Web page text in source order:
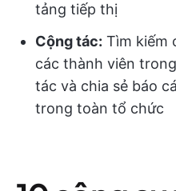
tảng tiếp thị
Cộng tác: Tìm kiếm
các thành viên
tác và chia sẻ báo
trong toàn tổ chức